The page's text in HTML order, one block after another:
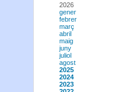
2026
gener
febrer
març
abril
maig
juny
juliol
agost
2025
2024
2023